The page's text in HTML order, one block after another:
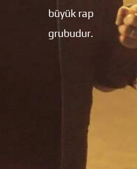
büyük rap
grubudur.